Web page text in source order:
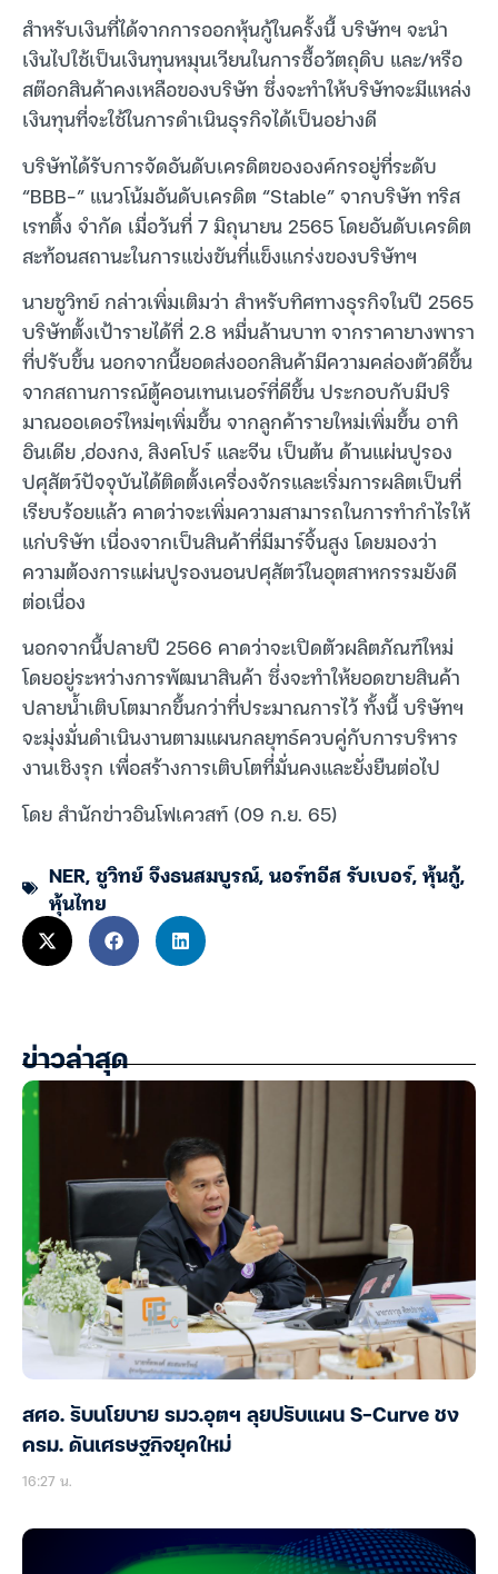
สำหรับเงินที่ได้จากการออกหุ้นกู้ในครั้งนี้ บริษัทฯ จะนำ
เงินไปใช้เป็นเงินทุนหมุนเวียนในการซื้อวัตถุดิบ และ/หรือ
สต๊อกสินค้าคงเหลือของบริษัท ซึ่งจะทำให้บริษัทจะมีแหล่ง
เงินทุนที่จะใช้ในการดำเนินธุรกิจได้เป็นอย่างดี
บริษัทได้รับการจัดอันดับเครดิตขององค์กรอยู่ที่ระดับ
“BBB-” แนวโน้มอันดับเครดิต “Stable” จากบริษัท ทริส
เรทติ้ง จำกัด เมื่อวันที่ 7 มิถุนายน 2565 โดยอันดับเครดิต
สะท้อนสถานะในการแข่งขันที่แข็งแกร่งของบริษัทฯ
นายชูวิทย์ กล่าวเพิ่มเติมว่า สำหรับทิศทางธุรกิจในปี 2565
บริษัทตั้งเป้ารายได้ที่ 2.8 หมื่นล้านบาท จากราคายางพารา
ที่ปรับขึ้น นอกจากนี้ยอดส่งออกสินค้ามีความคล่องตัวดีขึ้น
จากสถานการณ์ตู้คอนเทนเนอร์ที่ดีขึ้น ประกอบกับมีปริ
มาณออเดอร์ใหม่ๆเพิ่มขึ้น จากลูกค้ารายใหม่เพิ่มขึ้น อาทิ
อินเดีย ,ฮ่องกง, สิงคโปร์ และจีน เป็นต้น ด้านแผ่นปูรอง
ปศุสัตว์ปัจจุบันได้ติดตั้งเครื่องจักรและเริ่มการผลิตเป็นที่
เรียบร้อยแล้ว คาดว่าจะเพิ่มความสามารถในการทำกำไรให้
แก่บริษัท เนื่องจากเป็นสินค้าที่มีมาร์จิ้นสูง โดยมองว่า
ความต้องการแผ่นปูรองนอนปศุสัตว์ในอุตสาหกรรมยังดี
ต่อเนื่อง
นอกจากนี้ปลายปี 2566 คาดว่าจะเปิดตัวผลิตภัณฑ์ใหม่
โดยอยู่ระหว่างการพัฒนาสินค้า ซึ่งจะทำให้ยอดขายสินค้า
ปลายน้ำเติบโตมากขึ้นกว่าที่ประมาณการไว้ ทั้งนี้ บริษัทฯ
จะมุ่งมั่นดำเนินงานตามแผนกลยุทธ์ควบคู่กับการบริหาร
งานเชิงรุก เพื่อสร้างการเติบโตที่มั่นคงและยั่งยืนต่อไป
โดย สำนักข่าวอินโฟเควสท์ (09 ก.ย. 65)
NER,ชูวิทย์ จึงธนสมบูรณ์,นอร์ทอีส รับเบอร์,หุ้นกู้,
หุ้นไทย
ข่าวล่าสุด
สศอ. รับนโยบาย รมว.อุตฯ ลุยปรับแผน S-Curve ชง
ครม. ดันเศรษฐกิจยุคใหม่
16:27 น.